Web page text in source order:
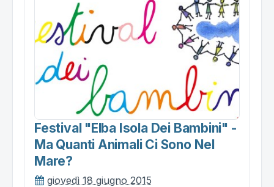
Festival "elba Isola Dei Bambini" -
Ma Quanti Animali Ci Sono Nel
Mare?
giovedì 18 giugno 2015